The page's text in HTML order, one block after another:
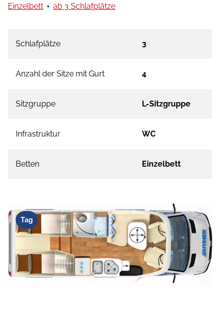
Einzelbett ab 3 Schlafplätze
Schlafplätze 3
Anzahl der Sitze mit Gurt 4
Sitzgruppe L-Sitzgruppe
Infrastruktur WC
Betten Einzelbett
Tag